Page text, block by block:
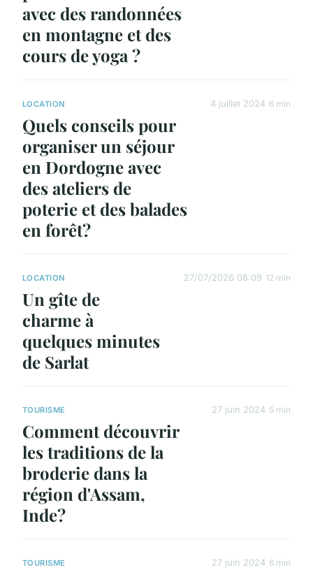
avec des randonnées
en montagne et des
cours de yoga ?
LOCATION
Quels conseils pour
organiser un séjour
en Dordogne avec
des ateliers de
poterie et des balades
en forêt?
4 juillet 2024 6 min
LOCATION
Un gîte de
charme à
quelques minutes
de Sarlat
27/07/2026 08:09 12 min
TOURISME
Comment découvrir
les traditions de la
broderie dans la
région d'Assam,
Inde?
27 juin 2024 5 min
TOURISME 27 juin 2024 6 min